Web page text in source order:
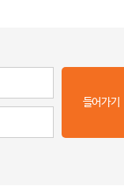
들어가기